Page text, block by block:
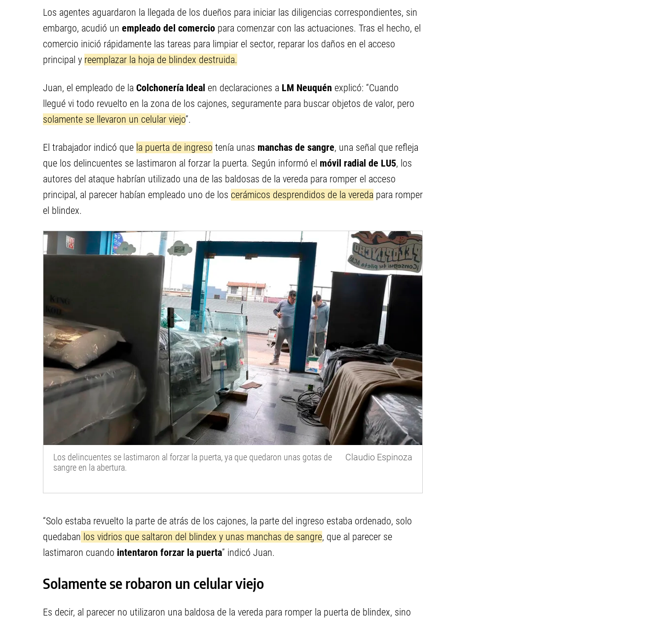
Los agentes aguardaron la llegada de los dueños para iniciar las diligencias correspondientes, sin
embargo, acudió un empleado del comercio para comenzar con las actuaciones. Tras el hecho, el
comercio inició rápidamente las tareas para limpiar el sector, reparar los daños en el acceso
principal y reemplazar la hoja de blindex destruida.
Juan, el empleado de la Colchonería Ideal en declaraciones a LM Neuquén explicó: “Cuando
llegué vi todo revuelto en la zona de los cajones, seguramente para buscar objetos de valor, pero
solamente se llevaron un celular viejo”.
El trabajador indicó que la puerta de ingreso tenía unas manchas de sangre, una señal que refleja
que los delincuentes se lastimaron al forzar la puerta. Según informó el móvil radial de LU5, los
autores del ataque habrían utilizado una de las baldosas de la vereda para romper el acceso
principal, al parecer habían empleado uno de los cerámicos desprendidos de la vereda para romper
el blindex.
Los delincuentes se lastimaron al forzar la puerta, ya que quedaron unas gotas de
sangre en la abertura.
Claudio Espinoza
“Solo estaba revuelto la parte de atrás de los cajones, la parte del ingreso estaba ordenado, solo
quedaban los vidrios que saltaron del blindex y unas manchas de sangre, que al parecer se
lastimaron cuando intentaron forzar la puerta” indicó Juan.
Solamente se robaron un celular viejo
Es decir, al parecer no utilizaron una baldosa de la vereda para romper la puerta de blindex, sino